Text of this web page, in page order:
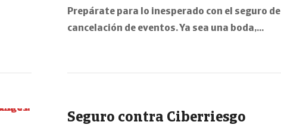
Prepárate para lo inesperado con el seguro de
cancelación de eventos. Ya sea una boda,…
Seguro contra Ciberriesgo